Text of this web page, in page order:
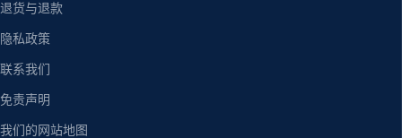
退货与退款
隐私政策
联系我们
免责声明
我们的网站地图